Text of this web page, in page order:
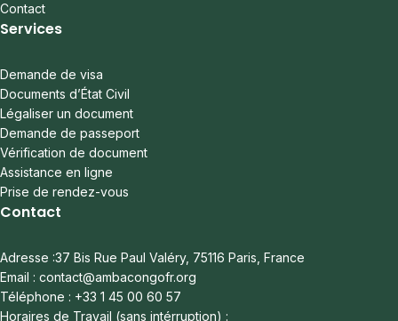
Contact
Services
Demande de visa
Documents d’État Civil
Légaliser un document
Demande de passeport
Vérification de document
Assistance en ligne
Prise de rendez-vous
Contact
Adresse :37 Bis Rue Paul Valéry, 75116 Paris, France
Email : contact@ambacongofr.org
Téléphone : +33 1 45 00 60 57
Horaires de Travail (sans intérruption) :